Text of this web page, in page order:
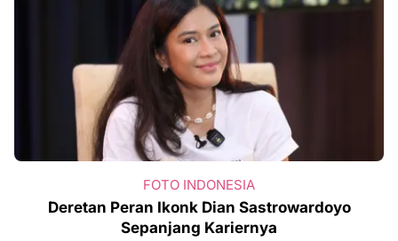
FOTO INDONESIA
Deretan Peran Ikonk Dian Sastrowardoyo
Sepanjang Kariernya